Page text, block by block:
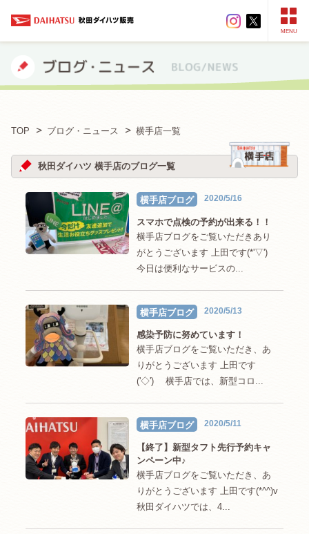
MENU
TOP ブログ・ニュース 横手店一覧
秋田ダイハツ 横手店のブログ一覧
横手店ブログ 2020/5/16
スマホで点検の予約が出来る！！
横手店ブログをご覧いただきあり
がとうございます 上田です(*'▽')
今日は便利なサービスの...
横手店ブログ 2020/5/13
感染予防に努めています！
横手店ブログをご覧いただき、あ
りがとうございます 上田です
('◇')ゞ 横手店では、新型コロ...
横手店ブログ 2020/5/11
【終了】新型タフト先行予約キャ
ンペーン中♪
横手店ブログをご覧いただき、あ
りがとうございます 上田です(*^^)v
秋田ダイハツでは、4...